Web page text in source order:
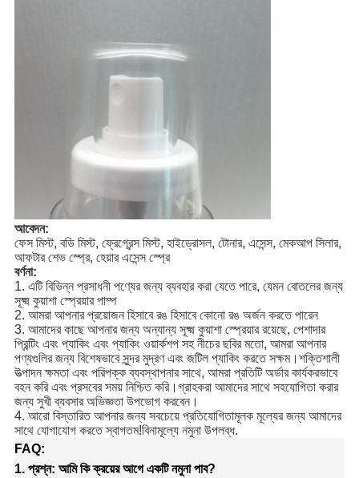
আবেদন:
ফেস মিস্ট, বডি মিস্ট, ফ্রেগ্রেন্স মিস্ট, হাইড্রোসল, টোনার, এসেন্স, মেকআপ সিলার,
আফটার শেভ স্প্রে, হেয়ার এসেন্স স্প্রে
বর্ণনা:
1. এটি বিভিন্ন প্রসাধনী পণ্যের জন্য ব্যবহার করা যেতে পারে, যেমন বোতলের জন্য
সূক্ষ্ম কুয়াশা স্প্রেয়ার পাম্প
2. আমরা আপনার প্রয়োজন হিসাবে রঙ হিসাবে কোনো রঙ অর্জন করতে পারেন
3. আমাদের কাছে আপনার জন্য অন্যান্য সূক্ষ্ম কুয়াশা স্প্রেয়ার রয়েছে, পেশাদার
প্রিন্টিং এবং প্যাকিং এবং প্যাকিং ওয়ার্কশপ সহ নীচের ছবির মতো, আমরা আপনার
পণ্যগুলির জন্য বিশেষভাবে সুন্দর মুদ্রণ এবং জটিল প্যাকিং করতে সক্ষম।শক্তিশালী
উত্পাদন ক্ষমতা এবং পরিপক্ক ব্যবস্থাপনার সাথে, আমরা প্রতিটি অর্ডার কার্যকরভাবে
বহন করি এবং প্রসবের সময় নিশ্চিত করি।গ্রাহকরা আমাদের সাথে সহযোগিতা করার
জন্য সুখী ব্যবসার অভিজ্ঞতা উপভোগ করবেন।
4. আরো বিস্তারিত আপনার জন্য সবচেয়ে প্রতিযোগিতামূলক মূল্যের জন্য আমাদের
সাথে যোগাযোগ করতে স্বাগতম!বিনামূল্যে নমুনা উপলব্ধ.
FAQ:
1. প্রশ্ন: আমি কি ক্রয়ের আগে একটি নমুনা পাব?